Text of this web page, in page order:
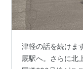
津軽の話を続けま
厩駅へ。さらに北